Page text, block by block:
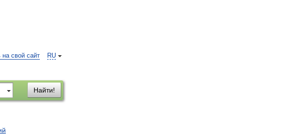
RU
свой сайт
Найти!